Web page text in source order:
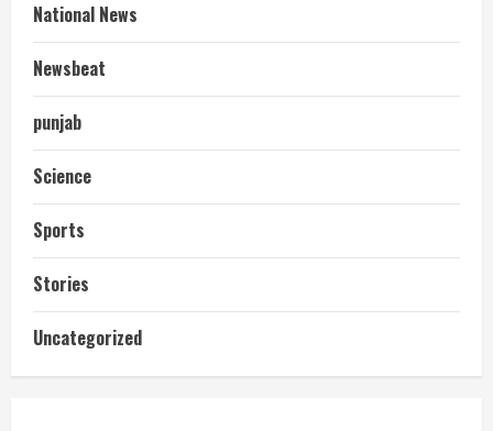
National News
Newsbeat
punjab
Science
Sports
Stories
Uncategorized
July 24, 2026